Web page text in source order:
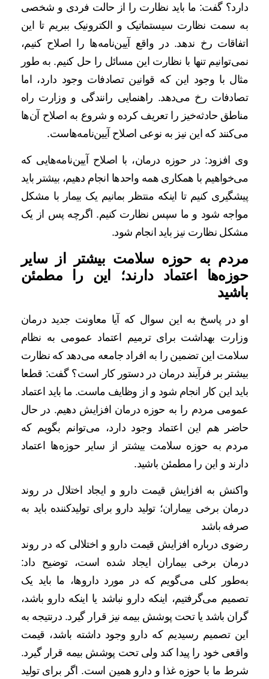
دارد؟ گفت: ما باید نظارت را از حالت فردی و شخصی
به سمت نظارت سیستماتیک و الکترونیک ببریم تا این
اتفاقات رخ ندهد. در واقع آیین‌نامه‌ها را اصلاح کنیم،
نمی‌توانیم تنها با نظارت این مسائل را حل کنیم. به طور
مثال با وجود این که قوانین تصادفات وجود دارد، اما
تصادفات رخ می‌دهد. راهنمایی رانندگی و وزارت راه
مناطق حادثه‌خیز را تعریف کرده و شروع به اصلاح آن‌ها
می‌کنند که این نیز به نوعی اصلاح آیین‌نامه‌هاست.
وی افزود: در حوزه درمان، با اصلاح آیین‌نامه‌هایی که
می‌خواهیم با همکاری همه واحدها انجام دهیم، بیشتر باید
پیشگیری کنیم تا اینکه منتظر بمانیم یک بیمار با مشکل
مواجه شود و ما سپس نظارت کنیم. اگرچه پس از یک
مشکل نظارت نیز باید انجام شود.
مردم به حوزه سلامت بیشتر از سایر
حوزه‌ها اعتماد دارند؛ این را مطمئن
باشید
او در پاسخ به این سوال که آیا معاونت جدید درمان
وزارت بهداشت برای ترمیم اعتماد عمومی به نظام
سلامت این تضمین را به افراد جامعه می‌دهد که نظارت
بیشتر بر فرآیند درمان در دستور کار است؟ گفت: قطعا
باید این کار انجام شود و از وظایف ماست. ما باید اعتماد
عمومی مردم را به حوزه درمان افزایش دهیم. در حال
حاضر هم این اعتماد وجود دارد، می‌توانم بگویم که
مردم به حوزه سلامت بیشتر از سایر حوزه‌ها اعتماد
دارند و این را مطمئن باشید.
واکنش به افزایش قیمت دارو و ایجاد اختلال در روند
درمان برخی بیماران؛ تولید دارو برای تولیدکننده باید به
صرفه باشد
رضوی درباره افزایش قیمت دارو و اختلالی که در روند
درمان برخی بیماران ایجاد شده است، توضیح داد:
به‌طور کلی می‌گویم که در مورد داروها، ما باید یک
تصمیم می‌گرفتیم، اینکه دارو نباشد یا اینکه دارو باشد،
گران باشد یا تحت پوشش بیمه نیز قرار گیرد. درنتیجه به
این تصمیم رسیدیم که دارو وجود داشته باشد، قیمت
واقعی خود را پیدا کند ولی تحت پوشش بیمه قرار گیرد.
شرط ما با حوزه غذا و دارو همین است. اگر برای تولید